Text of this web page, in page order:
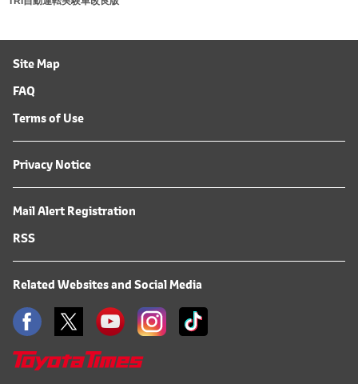
Site Map
FAQ
Terms of Use
Privacy Notice
Mail Alert Registration
RSS
Related Websites and Social Media